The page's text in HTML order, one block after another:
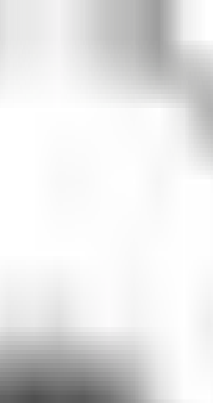
web ?
et utile avec Attlas.
numérique. « Avec eux, vous pouvez tout